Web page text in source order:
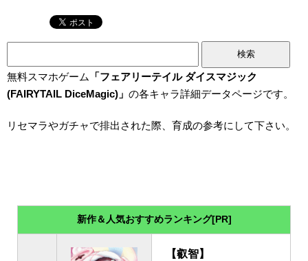
無料スマホゲーム
「フェアリーテイル ダイスマジック
(FAIRYTAIL DiceMagic)」 の各キャラ詳細データページです。
リセマラやガチャで排出された際、育成の参考にして下さい。
新作＆人気おすすめランキング[PR]
【叡智】